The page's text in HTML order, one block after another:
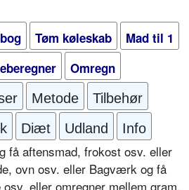
Tøm køleskab
Mad til 1
Omregn
Metode
Tilbehør
Diæt Udland Info
få aftensmad, frokost osv. eller
ovn osv. eller Bagværk og få
eller omregner mellem gram,